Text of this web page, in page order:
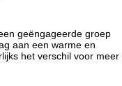
geëngageerde groep
aan een warme en
het verschil voor meer